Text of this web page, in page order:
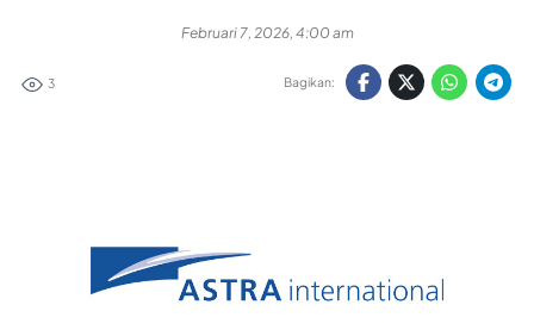
Februari 7, 2026, 4:00 am
3 Bagikan: